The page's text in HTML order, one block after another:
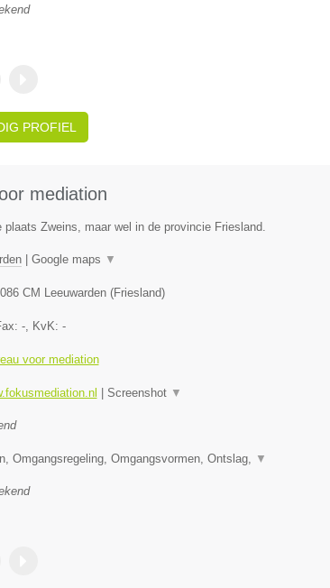
PROFIEL
mediation
plaats Zweins, maar wel in de provincie Friesland.
| Google maps ▼
CM Leeuwarden(Friesland)
-, KvK: -
voor mediation
Screenshot ▼
Omgangsregeling, Omgangsvormen, Ontslag, ▼